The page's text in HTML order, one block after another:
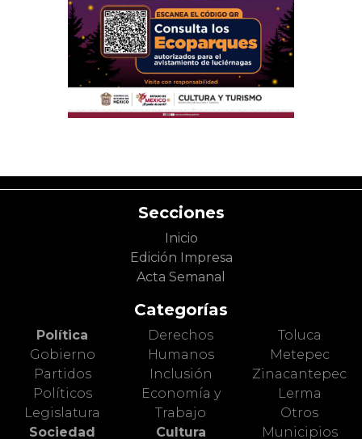
Secciones
Inicio
Edición Impresa
Acta Semanal
Categorías
Política
Gobierno
Partidos
Políticos
Legislatura
Sociedad
Derechos
Humanos
Inclusión
Economía y
Trabajo
Cultura
Toluca
Metepec
Zinacantepec
Lerma
Otros
Municipios